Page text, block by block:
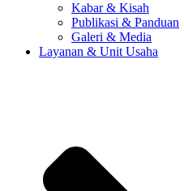
Kabar & Kisah
Publikasi & Panduan
Galeri & Media
Layanan & Unit Usaha